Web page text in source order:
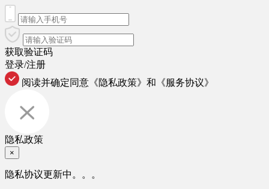
获取验证码
登录/注册
阅读并确定同意 《隐私政策》 和 《服务协议》
隐私政策
×
隐私协议更新中。。。